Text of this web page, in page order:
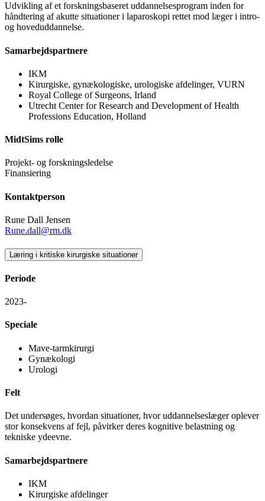
Udvikling af et forskningsbaseret uddannelsesprogram inden for
håndtering af akutte situationer i laparoskopi rettet mod læger i intro-
og hoveduddannelse.
Samarbejdspartnere
IKM
Kirurgiske, gynækologiske, urologiske afdelinger, VURN
Royal College of Surgeons, Irland
Utrecht Center for Research and Development of Health
Professions Education, Holland
MidtSims rolle
Projekt- og forskningsledelse
Finansiering
Kontaktperson
Rune Dall Jensen
Rune.dall@rm.dk
Læring i kritiske kirurgiske situationer
Periode
2023-
Speciale
Mave-tarmkirurgi
Gynækologi
Urologi
Felt
Det undersøges, hvordan situationer, hvor uddannelseslæger oplever
stor konsekvens af fejl, påvirker deres kognitive belastning og
tekniske ydeevne.
Samarbejdspartnere
IKM
Kirurgiske afdelinger